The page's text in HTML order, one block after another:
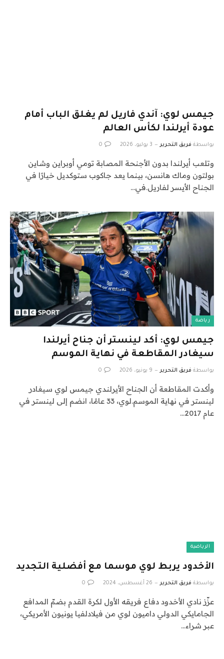
جيمس لوي: آندي فاريل لم يغلق الباب أمام
عودة أيرلندا لكأس العالم
بواسطة فريق التحرير 3 يوليو، 2026 0
وتلعب أيرلندا بدون الأجنحة المصابة تومي أوبراين وشاين
بولتون وماك هانسن، بينما يعد جاكوب ستوكديل خيارًا في
الجناح الأيسر لفاريل.في…
رياضة
جيمس لوي: أكد لينستر أن جناح أيرلندا
سيغادر المقاطعة في نهاية الموسم
بواسطة فريق التحرير 9 يونيو، 2026 0
وأكدت المقاطعة أن الجناح الأيرلندي جيمس لوي سيغادر
لينستر في نهاية الموسم.لوي، 33 عامًا، انضم إلى لينستر في
عام 2017…
الرياضية
الأخدود يربط لوي موسما مع أفضلية التجديد
بواسطة فريق التحرير 26 أغسطس، 2024 0
عزّز نادي الأخدود دفاع فريقه الأول لكرة القدم بضمّ المدافع
الجامايكي الدولي داميون لوي من فيلادلفيا يونيون الأمريكي،
عبر شراء…